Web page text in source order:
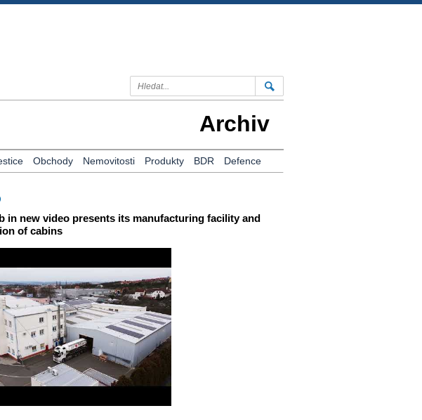
Archiv
Obchody Nemovitosti Produkty BDR Defence
in new video presents its manufacturing facility and
of cabins